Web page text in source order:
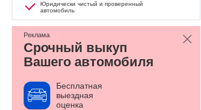
Юридически чистый и проверенный
автомобиль
Срочный выкуп
Вашего автомобиля
Бесплатная
выездная
оценка
Реклама